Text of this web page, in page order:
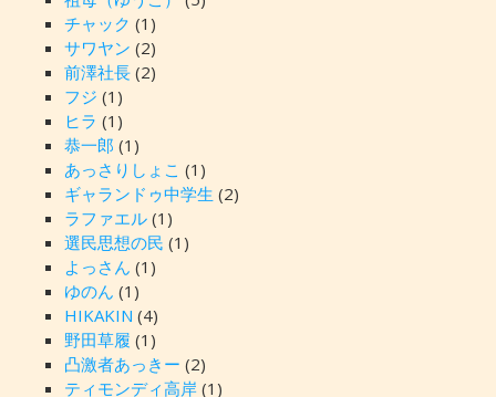
チャック (1)
サワヤン (2)
前澤社長(2)
フジ (1)
ヒラ (1)
恭一郎 (1)
あっさりしょこ (1)
ギャランドゥ中学生 (2)
ラファエル(1)
選民思想の民 (1)
よっさん (1)
ゆのん (1)
HIKAKIN (4)
野田草履 (1)
凸激者あっきー (2)
ティモンディ高岸(1)